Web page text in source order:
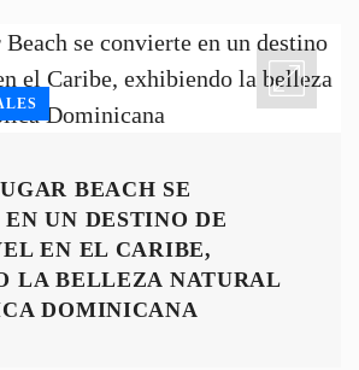
BEACH SE
UN DESTINO DE
EN EL CARIBE,
LA BELLEZA NATURAL
DOMINICANA